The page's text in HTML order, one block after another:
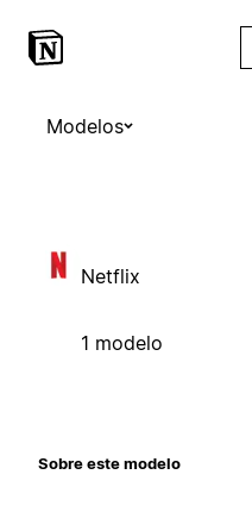
Modelos
Netflix
1 modelo
Sobre este modelo